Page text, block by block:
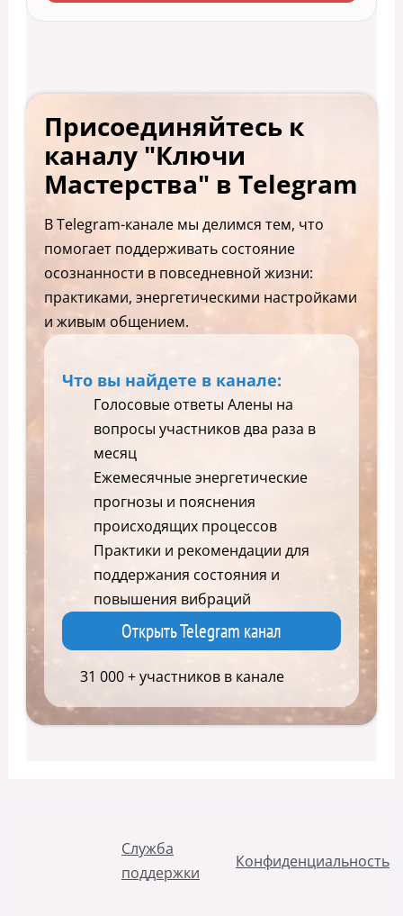
Присоединяйтесь к
каналу "Ключи
Мастерства" в Telegram
В Telegram-канале мы делимся тем, что
помогает поддерживать состояние
осознанности в повседневной жизни:
практиками, энергетическими настройками
и живым общением.
Что вы найдете в канале:
Голосовые ответы Алены на
вопросы участников два раза в
месяц
Ежемесячные энергетические
прогнозы и пояснения
происходящих процессов
Практики и рекомендации для
поддержания состояния и
повышения вибраций
Открыть Telegram канал
31 000 + участников в канале
Служба
поддержки
Конфиденциальность